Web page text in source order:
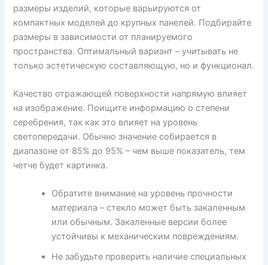
размеры изделий, которые варьируются от
компактных моделей до крупных панелей. Подбирайте
размеры в зависимости от планируемого
пространства. Оптимальный вариант – учитывать не
только эстетическую составляющую, но и функционал.
Качество отражающей поверхности напрямую влияет
на изображение. Поищите информацию о степени
серебрения, так как это влияет на уровень
светопередачи. Обычно значение собирается в
диапазоне от 85% до 95% – чем выше показатель, тем
четче будет картинка.
Обратите внимание на уровень прочности
материала – стекло может быть закаленным
или обычным. Закаленные версии более
устойчивы к механическим повреждениям.
Не забудьте проверить наличие специальных